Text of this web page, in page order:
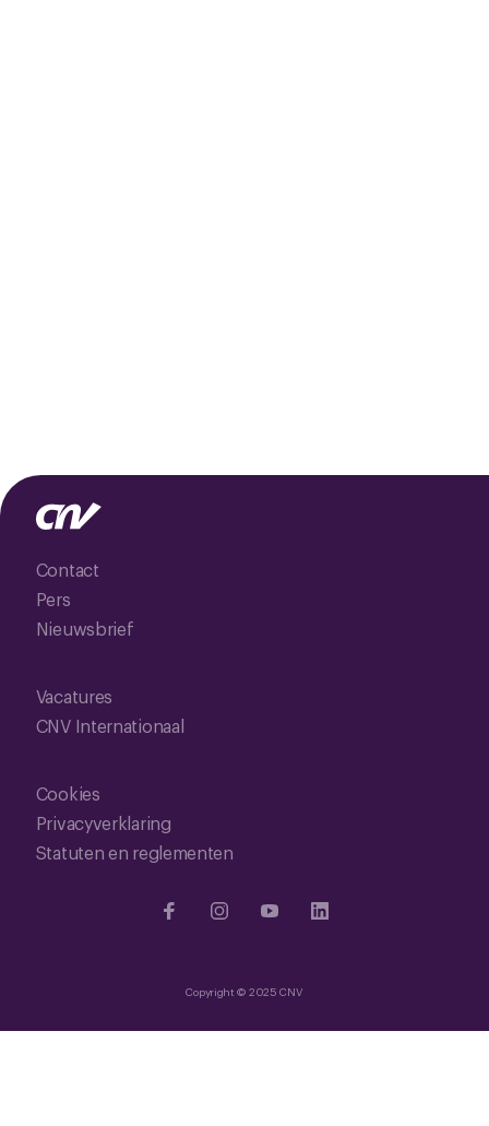
Contact
Pers
Nieuwsbrief
Vacatures
CNV Internationaal
Cookies
Privacyverklaring
Statuten en reglementen
Copyright © 2025 CNV